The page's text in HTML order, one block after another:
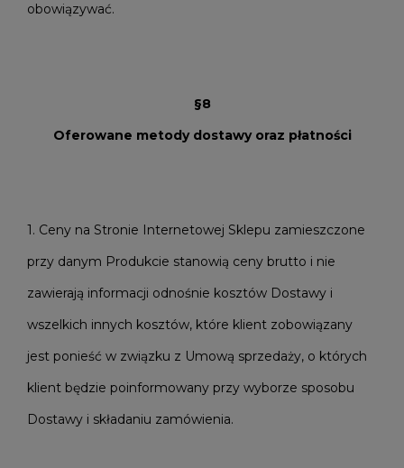
obowiązywać.
§8
Oferowane metody dostawy oraz płatności
1. Ceny na Stronie Internetowej Sklepu zamieszczone
przy danym Produkcie stanowią ceny brutto i nie
zawierają informacji odnośnie kosztów Dostawy i
wszelkich innych kosztów, które klient zobowiązany
jest ponieść w związku z Umową sprzedaży, o których
klient będzie poinformowany przy wyborze sposobu
Dostawy i składaniu zamówienia.